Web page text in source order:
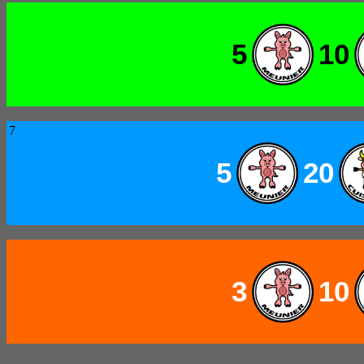
5 10
7
5 20
3 10